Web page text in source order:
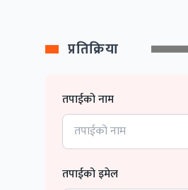
प्रतिक्रिया
तपाईको नाम
तपाईको इमेल